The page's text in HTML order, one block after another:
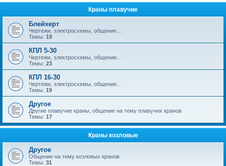
Краны плавучие
Блейхерт
Чертежи, электросхемы, общение...
Темы: 19
КПЛ 5-30
Чертежи, электросхемы, общение...
Темы: 23
КПЛ 16-30
Чертежи, электросхемы, общение...
Темы: 19
Другое
Другие плавучие краны, общение на тему плавучих кранов
Темы: 17
Краны козловые
Другое
Общение на тему козловых кранов
Темы: 31